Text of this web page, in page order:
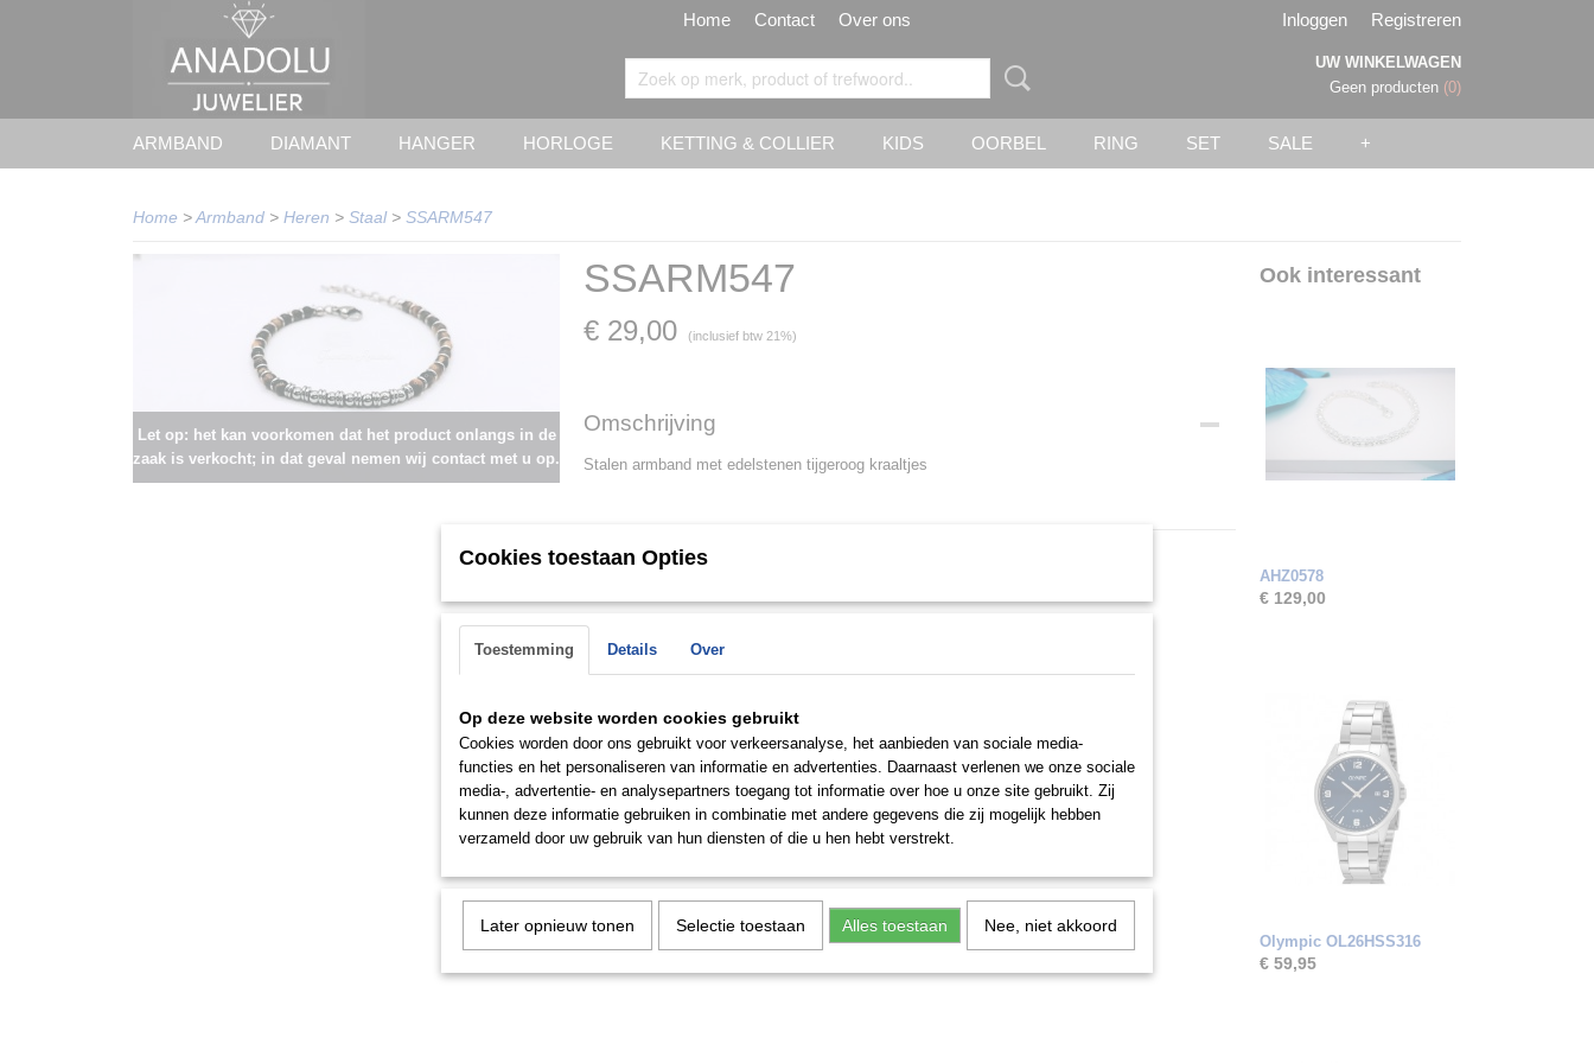
Home Contact Over ons Inloggen Registreren
UW WINKELWAGEN
Geen producten (0)
ARMBAND DIAMANT HANGER HORLOGE KETTING & COLLIER KIDS OORBEL RING SET SALE +
Home >Armband > Heren > Staal> SSARM547
Let op: het kan voorkomen dat het product onlangs in de
zaak is verkocht; in dat geval nemen wij contact met u op.
SSARM547
€ 29,00 (inclusief btw 21%)
Omschrijving
Stalen armband met edelstenen tijgeroog kraaltjes
Ook interessant
AHZ0578
€ 129,00
Olympic OL26HSS316
€ 59,95
Cookies toestaan Opties
Toestemming Details Over
Op deze website worden cookies gebruikt
Cookies worden door ons gebruikt voor verkeersanalyse, het aanbieden van sociale media-
functies en het personaliseren van informatie en advertenties. Daarnaast verlenen we onze sociale
media-, advertentie- en analysepartners toegang tot informatie over hoe u onze site gebruikt. Zij
kunnen deze informatie gebruiken in combinatie met andere gegevens die zij mogelijk hebben
verzameld door uw gebruik van hun diensten of die u hen hebt verstrekt.
Later opnieuw tonen Selectie toestaan Alles toestaan Nee, niet akkoord